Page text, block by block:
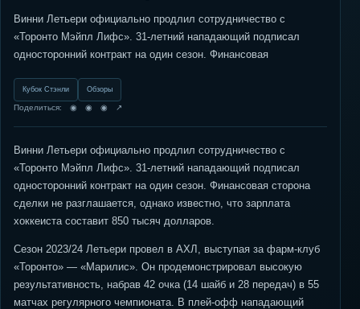
Винни Летьери официально продлил сотрудничество с
«Торонто Мэйпл Лифс». 31-летний нападающий подписал
односторонний контракт на один сезон. Финансовая
Кубок Стэнли Обзоры
Поделиться: ◉ ◉ ◉ ↗
Винни Летьери официально продлил сотрудничество с
«Торонто Мэйпл Лифс». 31-летний нападающий подписал
односторонний контракт на один сезон. Финансовая сторона
сделки не разглашается, однако известно, что зарплата
хоккеиста составит 850 тысяч долларов.
Сезон 2023/24 Летьери провел в АХЛ, выступая за фарм-клуб
«Торонто» — «Марилис». Он продемонстрировал высокую
результативность, набрав 42 очка (14 шайб и 28 передач) в 55
матчах регулярного чемпионата. В плей-офф нападающий